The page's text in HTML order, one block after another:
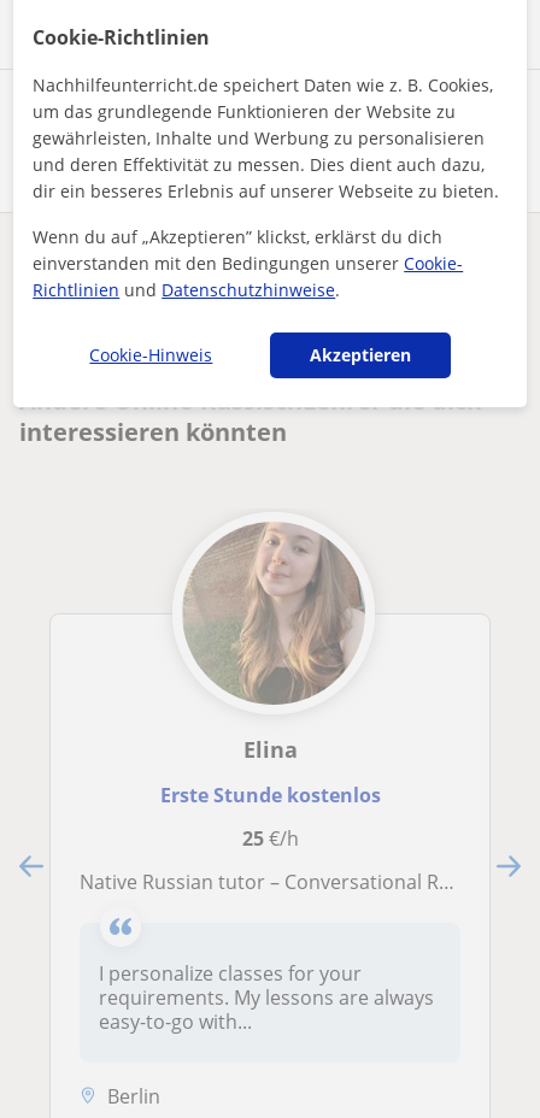
Profil teilen
Enthält dieses Profil einen Fehler?Melden
Friendly Russian language tutor for beginners with simple an...
Andere Online-RussischLehrer die dich
interessieren könnten
Elina
Erste Stunde kostenlos
25€/h
Native Russian tutor – Conversational Russian | English, French
I personalize classes for your
requirements. My lessons are always
easy-to-go with...
Berlin
Cookie-Richtlinien
Nachhilfeunterricht.de speichert Daten wie z. B. Cookies,
um das grundlegende Funktionieren der Website zu
gewährleisten, Inhalte und Werbung zu personalisieren
und deren Effektivität zu messen. Dies dient auch dazu,
dir ein besseres Erlebnis auf unserer Webseite zu bieten.
Wenn du auf „Akzeptieren” klickst, erklärst du dich
einverstanden mit den Bedingungen unsererCookie-
Richtlinien und Datenschutzhinweise.
Cookie-Hinweis Akzeptieren